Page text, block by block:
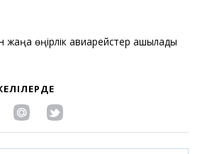
жаңа өңірлік авиарейстер ашылады